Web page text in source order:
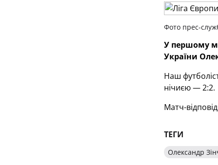
Фото прес-
У першому
України
Наш
нічиєю — 2:2.
Матч-
ТЕГИ
Олександр